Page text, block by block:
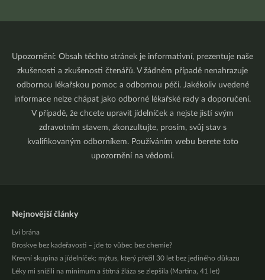
Upozornění: Obsah těchto stránek je informativní, prezentuje naše
zkušenosti a zkušenosti čtenářů. V žádném případě nenahrazuje
odbornou lékařskou pomoc a odbornou péči. Jakékoliv uvedené
informace nelze chápat jako odborné lékařské rady a doporučení.
V případě, že chcete upravit jídelníček a nejste jistí svým
zdravotním stavem, zkonzultujte, prosím, svůj stav s
kvalifikovaným odborníkem. Používáním webu berete toto
upozornění na vědomí.
Nejnovější články
Lví brána
Broskve bez kadeřavosti – jde to vůbec bez chemie?
Krevní skupina a jídelníček: mýtus, který přežil 30 let bez jediného důkazu
Léky mi snížili na minimum a štítná žláza se zlepšila (Martina, 41 let)